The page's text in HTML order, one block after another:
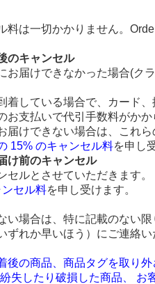
料は一切かかりません。
のキャンセル
お届けできなかった場合(ク
着している場合で、カード
お支払いで代引手数料がか
届けできない場合は、これ
15% のキャンセル料を申し
け前のキャンセル
セルとさせていただきます。
セル料を申し受けます。
い場合は、特に記載のない
ずれか早いほう）にご連絡
後の商品、商品タグを取り
失したり破損した商品、